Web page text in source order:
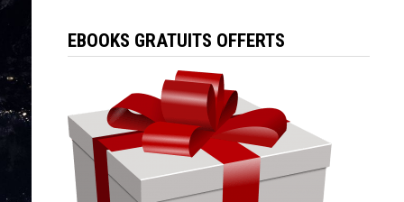
EBOOKS GRATUITS OFFERTS